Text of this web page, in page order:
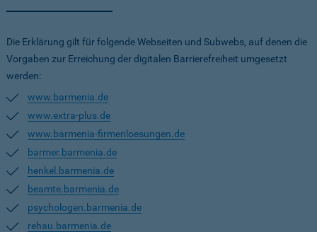
Die Erklärung gilt für folgende Webseiten und Subwebs, auf denen die
Vorgaben zur Erreichung der digitalen Barrierefreiheit umgesetzt
werden:
www.barmenia.de
www.extra-plus.de
www.barmenia-firmenloesungen.de
barmer.barmenia.de
henkel.barmenia.de
beamte.barmenia.de
psychologen.barmenia.de
rehau.barmenia.de